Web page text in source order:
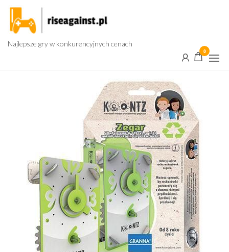
Przejdź
treści
Najlepsze gry w konkurencyjnych cenach
0